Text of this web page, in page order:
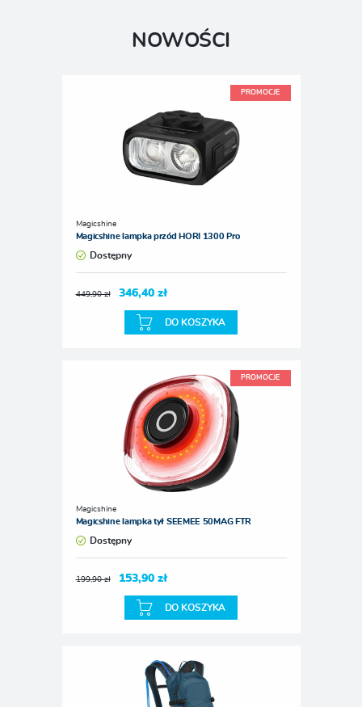
NOWOŚCI
PROMOCJE
Magicshine
Magicshine lampka przód HORI 1300 Pro
Dostępny
449,90 zł 346,40 zł
DO KOSZYKA
PROMOCJE
Magicshine
Magicshine lampka tył SEEMEE 50MAG FTR
Dostępny
199,90 zł 153,90 zł
DO KOSZYKA